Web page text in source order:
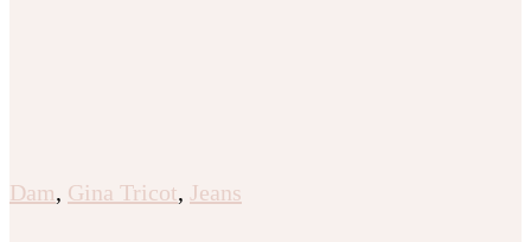
Dam, Gina Tricot, Jeans